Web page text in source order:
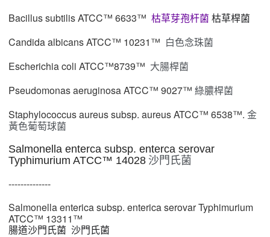
Bacillus subtilisATCC™ 6633™ 枯草芽孢杆菌 枯草桿菌
Candida albicansATCC™ 10231™ 白色念珠菌
Escherichia coli ATCC™8739™ 大腸桿菌
Pseudomonas aeruginosaATCC™ 9027™ 綠膿桿菌
Staphylococcus aureussubsp. aureusATCC™ 6538™. 金
黃色葡萄球菌
Salmonella enterca subsp. enterca serovar
Typhimurium ATCC™ 14028 沙門氏菌
--------------
Salmonella entericasubsp. entericaserovar Typhimurium
ATCC™ 13311™
腸道沙門氏菌 沙門氏菌